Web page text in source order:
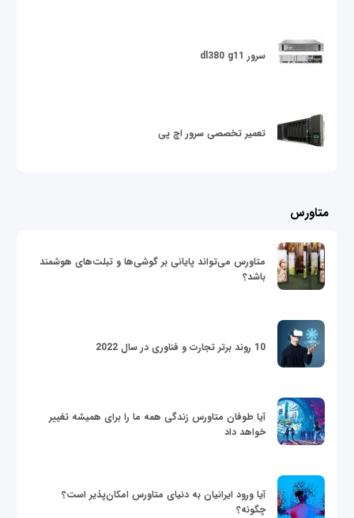
سرور dl380 g11
تعمیر تخصصی سرور اچ پی
متاورس
متاورس می‌تواند پایانی بر گوشی‌ها و تبلت‌های هوشمند
باشد؟
10 روند برتر تجارت و فناوری در سال 2022
آیا طوفان متاورس زندگی همه ما را برای همیشه تغییر
خواهد داد
آیا ورود ایرانیان به دنیای متاورس امکان‌پذیر است؟
چگونه؟